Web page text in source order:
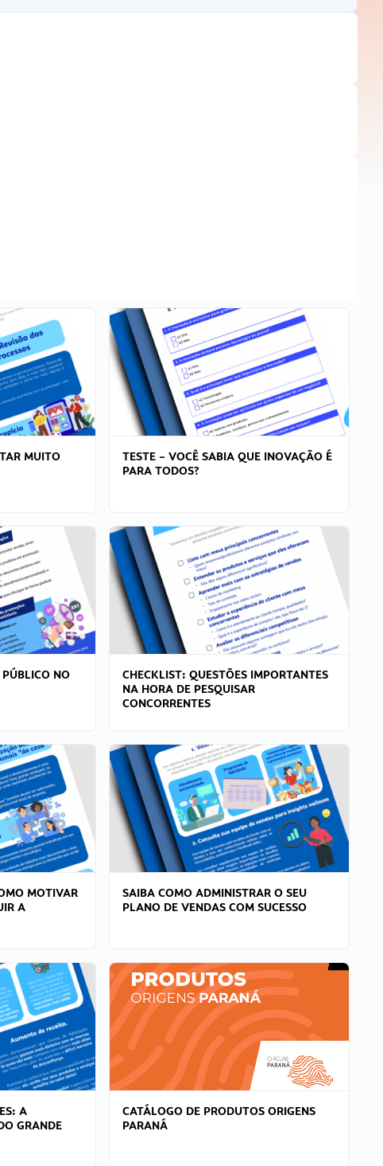
MUITO
TESTE – VOCÊ SABIA QUE INOVAÇÃO É
PARA TODOS?
PÚBLICO NO
CHECKLIST: QUESTÕES IMPORTANTES
NA HORA DE PESQUISAR
CONCORRENTES
MOTIVAR
A
SAIBA COMO ADMINISTRAR O SEU
PLANO DE VENDAS COM SUCESSO
A
GRANDE
CATÁLOGO DE PRODUTOS ORIGENS
PARANÁ